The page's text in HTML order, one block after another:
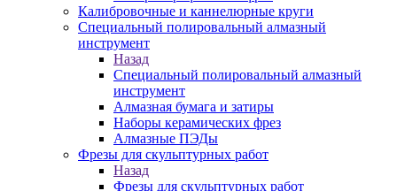
Калибровочные и каннелюрные круги
Специальный полировальный алмазный
инструмент
Назад
Специальный полировальный алмазный
инструмент
Алмазная бумага и затиры
Наборы керамических фрез
Алмазные ПЭДы
Фрезы для скульптурных работ
Назад
Фрезы для скульптурных работ